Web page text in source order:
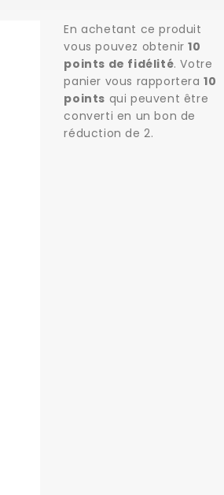
En achetant ce produit
vous pouvez obtenir10
points de fidélité. Votre
panier vous rapportera10
points qui peuvent être
converti en un bon de
réduction de2.